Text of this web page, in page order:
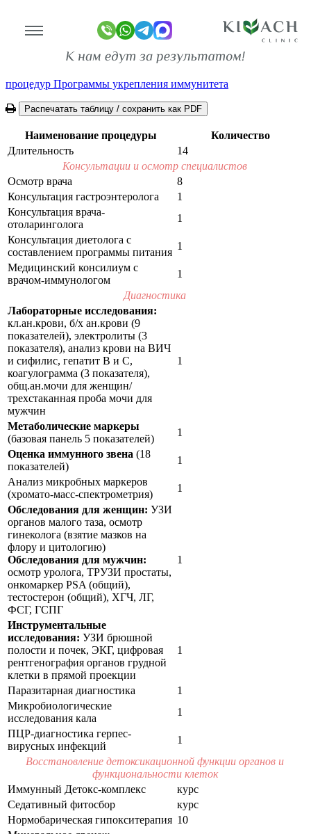
копии)
и
услуги
Перечень процедур, входящих в
Программу укрепления иммунитета
процедур Программы укрепления иммунитета
Наименование процедуры
Количество
Длительность
14
Консультации и осмотр специалистов
Осмотр врача
8
Консультация гастроэнтеролога
1
Консультация врача-
отоларинголога
1
Консультация диетолога с
составлением программы питания
1
Медицинский консилиум с
врачом-иммунологом
1
Диагностика
Лабораторные исследования:
кл.ан.крови, б/х ан.крови (9
показателей), электролиты (3
показателя), анализ крови на ВИЧ
и сифилис, гепатит В и С,
коагулограмма (3 показателя),
общ.ан.мочи для женщин/
трехстаканная проба мочи для
мужчин
1
Метаболические маркеры
(базовая панель 5 показателей)
1
Оценка иммунного звена (18
показателей)
1
Анализ микробных маркеров
(хромато-масс-спектрометрия)
1
Обследования для женщин: УЗИ
органов малого таза, осмотр
гинеколога (взятие мазков на
флору и цитологию)
Обследования для мужчин:
осмотр уролога, ТРУЗИ простаты,
онкомаркер PSA (общий),
тестостерон (общий), ХГЧ, ЛГ,
ФСГ, ГСПГ
1
Инструментальные
исследования: УЗИ брюшной
полости и почек, ЭКГ, цифровая
рентгенография органов грудной
клетки в прямой проекции
1
Паразитарная диагностика
1
Микробиологические
исследования кала
1
ПЦР-диагностика герпес-
вирусных инфекций
1
Восстановление детоксикационной функции органов и
функциональности клеток
Иммунный Детокс-комплекс
курс
Седативный фитосбор
курс
Нормобарическая гипокситерапия 10